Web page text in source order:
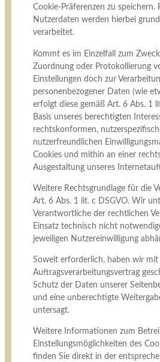
Cookie-Präferenzen zu speichern.
Nutzerdaten werden hierbei
verarbeitet.
Kommt es im Einzelfall zum
Zuordnung oder Protokollierung
Einstellungen doch zur
personenbezogener Daten (wie
erfolgt diese gemäß Art. 6 Abs. 1
Basis unseres berechtigten
rechtskonformen,
nutzerfreundlichen
Cookies und mithin an einer
Ausgestaltung unseres
Weitere Rechtsgrundlage für die
Art. 6 Abs. 1 lit. c DSGVO. Wir
Verantwortliche der rechtlichen
Einsatz technisch nicht
jeweiligen Nutzereinwilligung
Soweit erforderlich, haben wir mit
Auftragsverarbeitungsvertrag
Schutz der Daten unserer
und eine unberechtigte
untersagt.
Weitere Informationen zum
Einstellungsmöglichkeiten des
finden Sie direkt in der